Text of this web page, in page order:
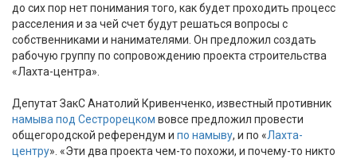
до сих пор нет понимания того, как будет проходить процесс
расселения и за чей счет будут решаться вопросы с
собственниками и нанимателями. Он предложил создать
рабочую группу по сопровождению проекта строительства
«Лахта-центра».
Депутат ЗакС Анатолий Кривенченко, известный противник
намыва под Сестрорецком вовсе предложил провести
общегородской референдум и по намыву, и по «Лахта-
центру». «Эти два проекта чем-то похожи, и почему-то никто